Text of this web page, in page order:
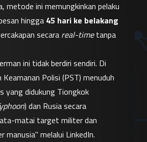
metode ini memungkinkan pelaku
hingga 45 hari ke belakang
secara real-time tanpa
ini tidak berdiri sendiri. Di
Polisi (PST) menuduh
yang didukung Tiongkok
) dan Rusia secara
matai target militer dan
manusia" melalui LinkedIn.